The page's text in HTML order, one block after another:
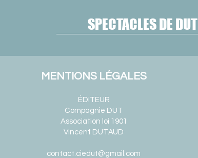
SPECTACLES DE DUT
MENTIONS LÉGALES
ÉDITEUR
Compagnie DUT
Association loi 1901
Vincent DUTAUD
contact.ciedut@gmail.com